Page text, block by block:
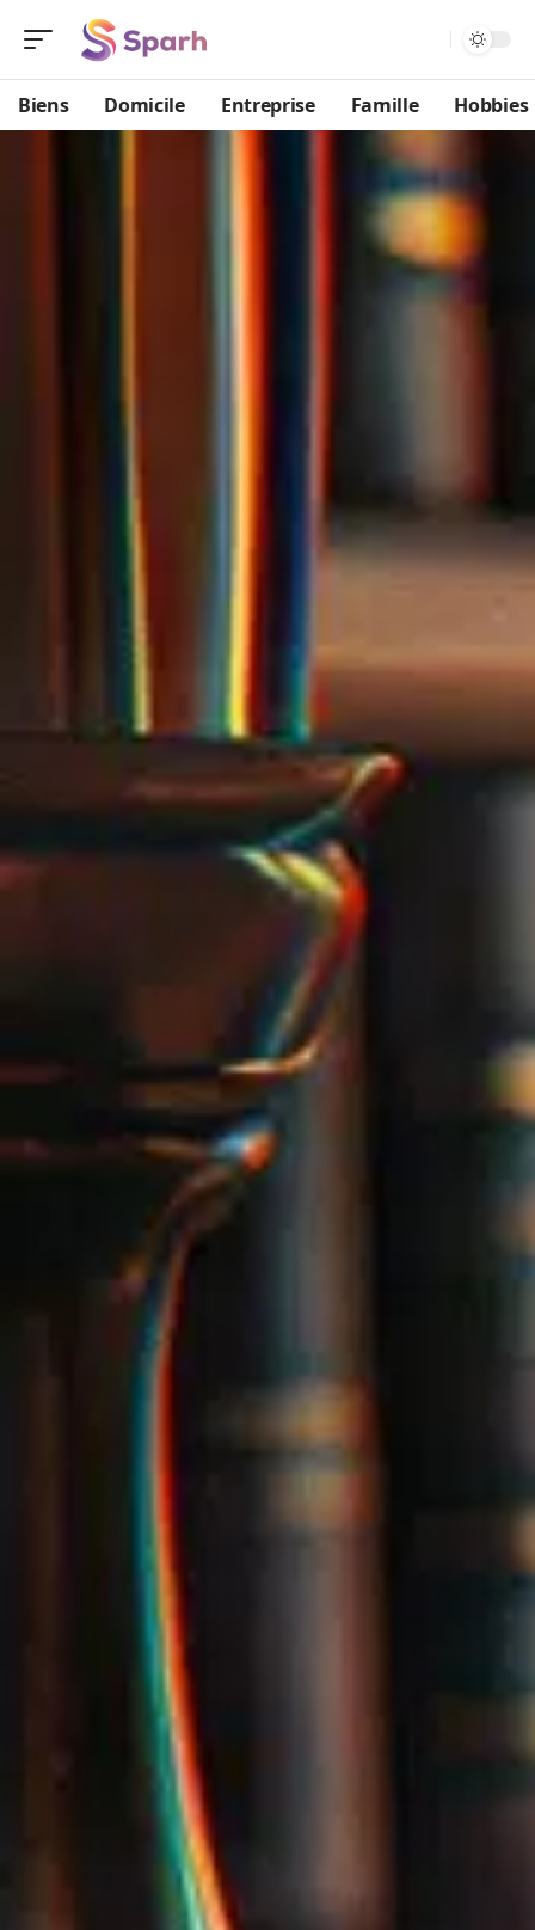
Biens Domicile Entreprise Famille Hobbies